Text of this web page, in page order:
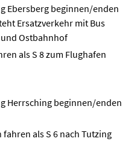
Ebersberg beginnen/enden
Ersatzverkehr mit Bus
Ostbahnhof
als S 8 zum Flughafen
Herrsching beginnen/enden
als S 6 nach Tutzing